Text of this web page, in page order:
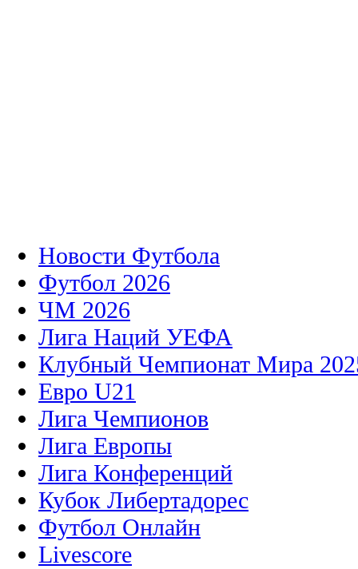
Новости Футбола
Футбол 2026
ЧМ 2026
Лига Наций УЕФА
Клубный Чемпионат Мира
Евро U21
Лига Чемпионов
Лига Европы
Лига Конференций
Кубок Либертадорес
Футбол Онлайн
Livescore